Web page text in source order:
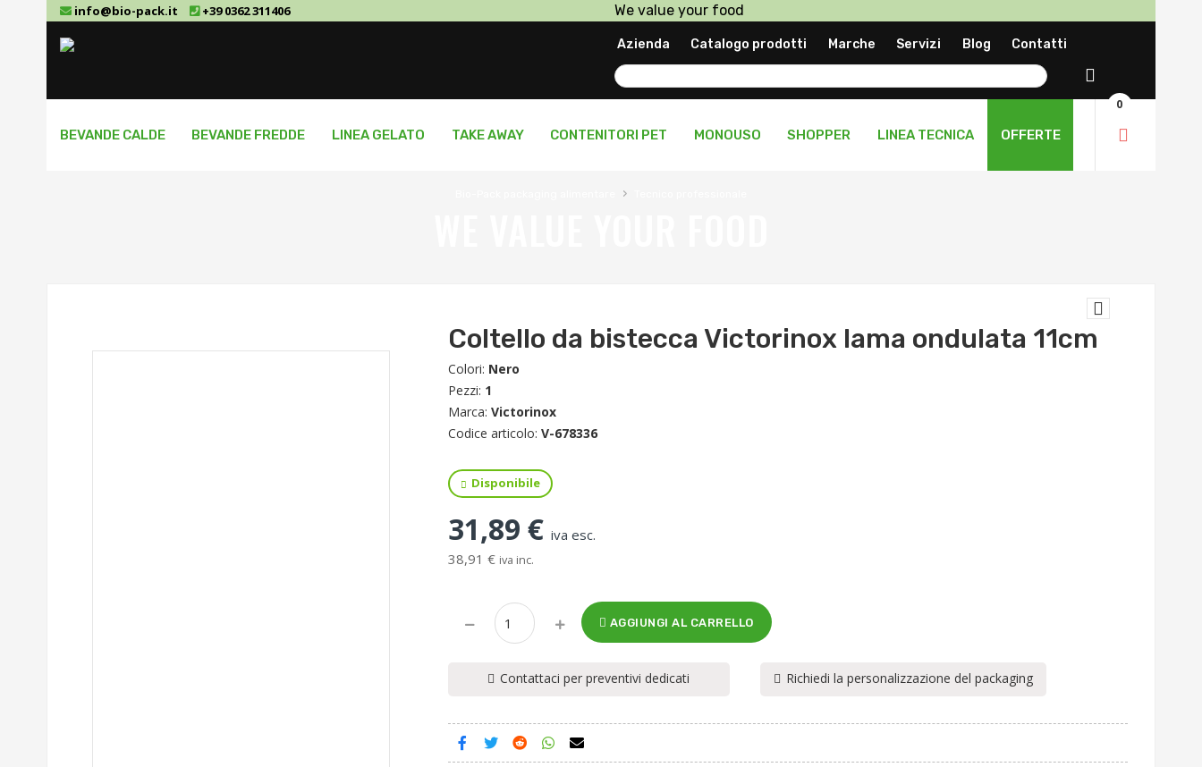
info@bio-pack.it +39 0362 311406
We value your food
Prodotti in pronta consegna
Personalizza il tuo packaging
Azienda Catalogo prodotti Marche Servizi Blog Contatti
BEVANDE CALDE BEVANDE FREDDE LINEA GELATO TAKE AWAY CONTENITORI PET MONOUSO SHOPPER LINEA TECNICA OFFERTE
0
›
Coltello da bistecca Victorinox lama ondulata 11cm
Colori: Nero
Pezzi: 1
Marca: Victorinox
Codice articolo: V-678336
Disponibile
31,89 € iva esc.
38,91 € iva inc.
AGGIUNGI AL CARRELLO
Contattaci per preventivi dedicati Richiedi la personalizzazione del packaging